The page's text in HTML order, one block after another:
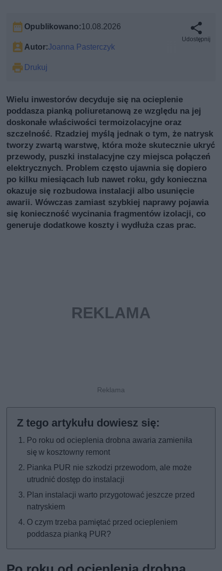
Opublikowano:10.08.2026
Autor:Joanna Pasterczyk
Drukuj
Udostępnij
Wielu inwestorów decyduje się na ocieplenie
poddasza pianką poliuretanową ze względu na jej
doskonałe właściwości termoizolacyjne oraz
szczelność. Rzadziej myślą jednak o tym, że natrysk
tworzy zwartą warstwę, która może skutecznie ukryć
przewody, puszki instalacyjne czy miejsca połączeń
elektrycznych. Problem często ujawnia się dopiero
po kilku miesiącach lub nawet roku, gdy konieczna
okazuje się rozbudowa instalacji albo usunięcie
awarii. Wówczas zamiast szybkiej naprawy pojawia
się konieczność wycinania fragmentów izolacji, co
generuje dodatkowe koszty i wydłuża czas prac.
Po roku od ocieplenia drobna awaria zamieniła
się w kosztowny remont
Pianka PUR nie szkodzi przewodom, ale może
utrudnić dostęp do instalacji
Plan instalacji warto przygotować jeszcze przed
natryskiem
O czym trzeba pamiętać przed ociepleniem
poddasza pianką PUR?